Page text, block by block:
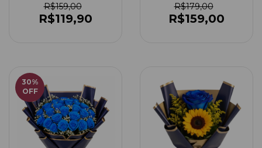
Cor)
R$159,00
R$119,90
Bombom
R$179,00
R$159,00
30%
OFF